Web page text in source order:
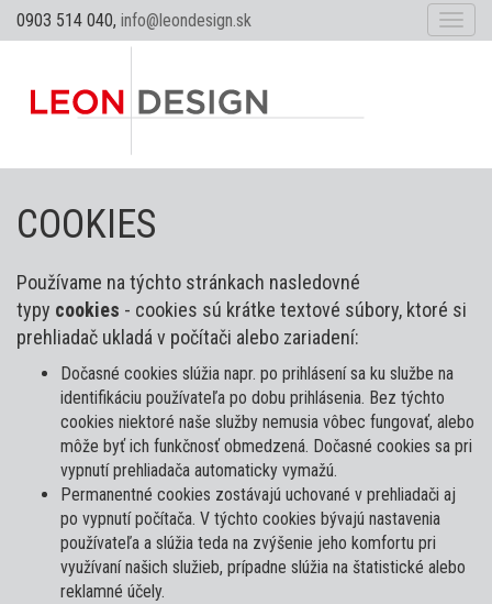
0903 514 040, info@leondesign.sk
COOKIES
Používame na týchto stránkach nasledovné
typy cookies - cookies sú krátke textové súbory, ktoré si
prehliadač ukladá v počítači alebo zariadení:
Dočasné cookies slúžia napr. po prihlásení sa ku službe na
identifikáciu používateľa po dobu prihlásenia. Bez týchto
cookies niektoré naše služby nemusia vôbec fungovať, alebo
môže byť ich funkčnosť obmedzená. Dočasné cookies sa pri
vypnutí prehliadača automaticky vymažú.
Permanentné cookies zostávajú uchované v prehliadači aj
po vypnutí počítača. V týchto cookies bývajú nastavenia
používateľa a slúžia teda na zvýšenie jeho komfortu pri
využívaní našich služieb, prípadne slúžia na štatistické alebo
reklamné účely.